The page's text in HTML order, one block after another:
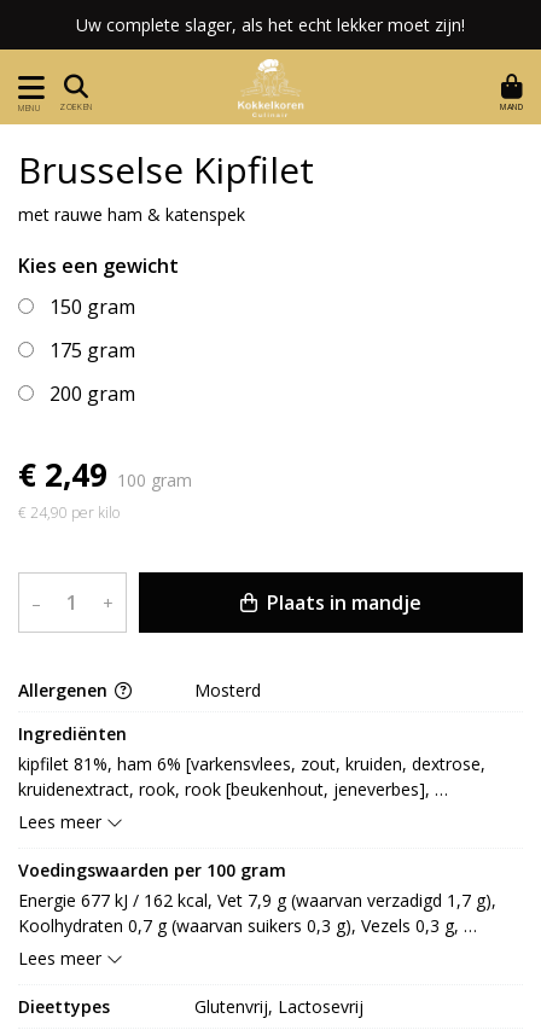
Uw complete slager, als het echt lekker moet zijn!
MENU ZOEKEN MAND
Brusselse Kipfilet
met rauwe ham & katenspek
Kies een gewicht
150 gram
175 gram
200 gram
€ 2,49 100 gram
€ 24,90 per kilo
– + Plaats in mandje
Allergenen
Mosterd
Ingrediënten
kipfilet 81%, ham 6% [varkensvlees, zout, kruiden, dextrose,
kruidenextract, rook, rook [beukenhout, jeneverbes],
conserveermiddel: E250, E252, antioxidant: E301, E331],
paprikapoeder, zwarte peper, witte peper, kurkuma, komijn,
gember, venkelzaad, piment, MOSTERDzaad, chilipeper], zout,
suiker, knoflookpoeder, gistextract, aroma (paprika), oregano,
rijstbloem, zoethoutwortelpoeder], spek 6% [varkensvlees,
water, zout, gekarameliseerde suiker, glucosestroop, collageen
antioxidant: E301, conserveermiddel: E250, E261, stabilisator:
Lees meer
Voedingswaarden per 100 gram
Energie 677 kJ / 162 kcal, Vet 7,9 g (waarvan verzadigd 1,7 g),
Koolhydraten 0,7 g (waarvan suikers 0,3 g), Vezels 0,3 g,
Eiwitten 21,6 g, Zout 1,0 g.
Lees meer
Dieettypes
Glutenvrij, Lactosevrij